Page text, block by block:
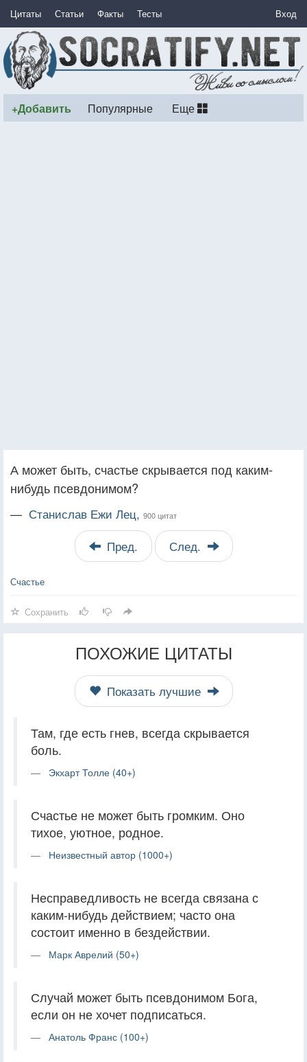
Цитаты Статьи Факты Тесты Вход
+Добавить Популярные Еще
А может быть, счастье скрывается под каким-
нибудь псевдонимом?
— Станислав Ежи Лец, 900 цитат
Пред. След.
Счастье
Сохранить
ПОХОЖИЕ ЦИТАТЫ
Показать лучшие
Там, где есть гнев, всегда скрывается
боль.
Экхарт Толле (40+)
Счастье не может быть громким. Оно
тихое, уютное, родное.
Неизвестный автор (1000+)
Несправедливость не всегда связана с
каким-нибудь действием; часто она
состоит именно в бездействии.
Марк Аврелий (50+)
Случай может быть псевдонимом Бога,
если он не хочет подписаться.
Анатоль Франс (100+)